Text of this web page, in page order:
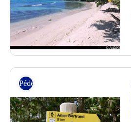
Pédestre